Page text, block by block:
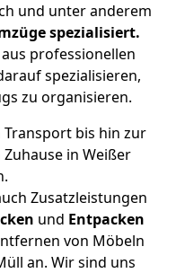
und unter anderem
spezialisiert.
professionellen
spezialisieren,
zu organisieren.
bis hin zur
in Weißer
Zusatzleistungen
und Entpacken
von Möbeln
an. Wir sind uns